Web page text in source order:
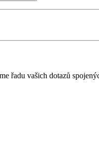
řadu vašich dotazů